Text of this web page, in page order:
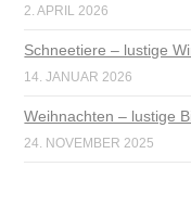
2. APRIL 2026
Schneetiere – lustige
14. JANUAR 2026
Weihnachten – lustige
24. NOVEMBER 2025